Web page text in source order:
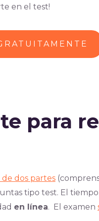
en el test!
para
dos partes
tipo test. El
en línea. El examen